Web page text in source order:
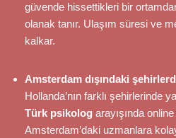
güvende hissettikleri bir
olanak tanır. Ulaşım süresi ve
kalkar.
Amsterdam dışındaki
Hollanda’nın farklı şehirlerinde
Türk psikolog arayışında
Amsterdam’daki uzmanlara